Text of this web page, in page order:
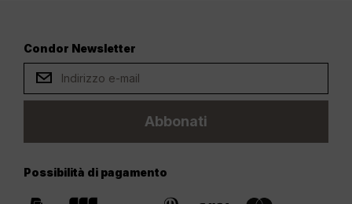
Condor Newsletter
Abbonati
Possibilità di pagamento